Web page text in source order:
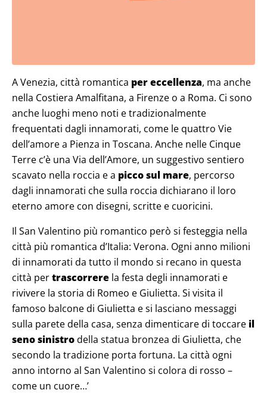
A Venezia, città romantica per eccellenza, ma anche
nella Costiera Amalfitana, a Firenze o a Roma. Ci sono
anche luoghi meno noti e tradizionalmente
frequentati dagli innamorati, come le quattro Vie
dell’amore a Pienza in Toscana. Anche nelle Cinque
Terre c’è una Via dell’Amore, un suggestivo sentiero
scavato nella roccia e a picco sul mare, percorso
dagli innamorati che sulla roccia dichiarano il loro
eterno amore con disegni, scritte e cuoricini.
Il San Valentino più romantico però si festeggia nella
città più romantica d’Italia: Verona. Ogni anno milioni
di innamorati da tutto il mondo si recano in questa
città pertrascorrere la festa degli innamorati e
rivivere la storia di Romeo e Giulietta. Si visita il
famoso balcone di Giulietta e si lasciano messaggi
sulla parete della casa, senza dimenticare di toccare il
seno sinistrodella statua bronzea di Giulietta, che
secondo la tradizione porta fortuna. La città ogni
anno intorno al San Valentino si colora di rosso –
come un cuore…’